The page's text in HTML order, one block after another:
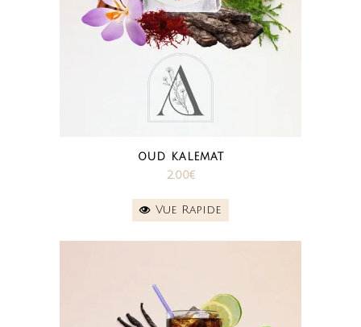
OUD KALEMAT
2.00€
Vue Rapide